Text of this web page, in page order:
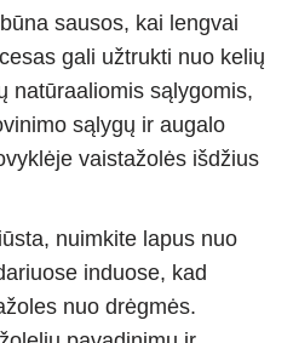
sausos, kai lengvai
gali užtrukti nuo kelių
natūraaliomis sąlygomis,
sąlygų ir augalo
vaistažolės išdžius
nuimkite lapus nuo
induose, kad
nuo drėgmės.